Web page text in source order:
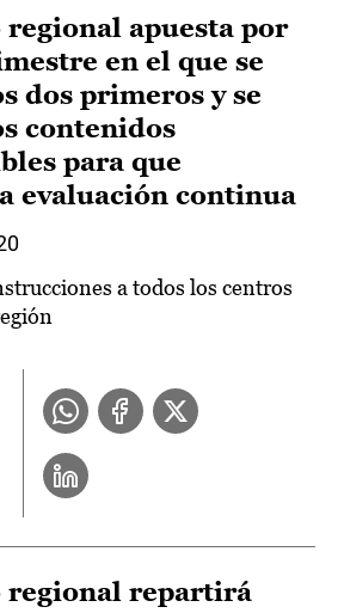
apuesta por
en el que se
dos primeros y se
contenidos
para que
evaluación continua
a todos los centros
regional repartirá